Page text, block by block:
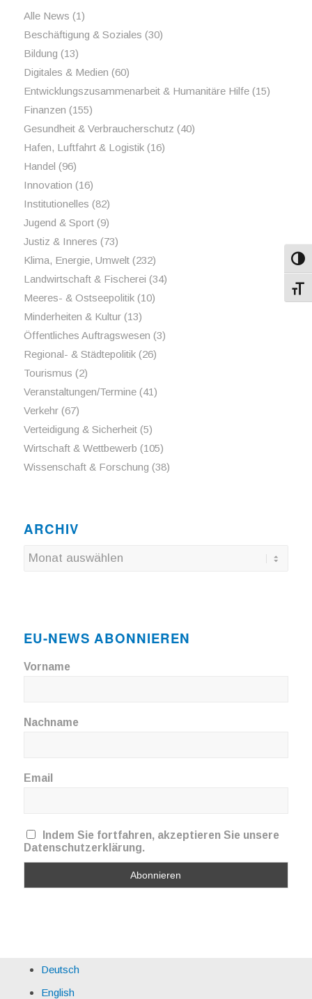
Alle News (1)
Beschäftigung & Soziales (30)
Bildung (13)
Digitales & Medien (60)
Entwicklungszusammenarbeit & Humanitäre Hilfe(15)
Finanzen (155)
Gesundheit & Verbraucherschutz (40)
Hafen, Luftfahrt & Logistik(16)
Handel (96)
Innovation (16)
Institutionelles (82)
Jugend & Sport(9)
Justiz & Inneres (73)
Klima, Energie, Umwelt(232)
Landwirtschaft & Fischerei (34)
Meeres- & Ostseepolitik(10)
Minderheiten & Kultur(13)
Öffentliches Auftragswesen (3)
Regional- & Städtepolitik(26)
Tourismus (2)
Veranstaltungen/Termine(41)
Verkehr(67)
Verteidigung & Sicherheit(5)
Wirtschaft & Wettbewerb (105)
Wissenschaft & Forschung (38)
ARCHIV
EU-NEWS ABONNIEREN
Vorname
Nachname
Email
Indem Sie fortfahren, akzeptieren Sie unsere
Datenschutzerklärung.
Deutsch
English